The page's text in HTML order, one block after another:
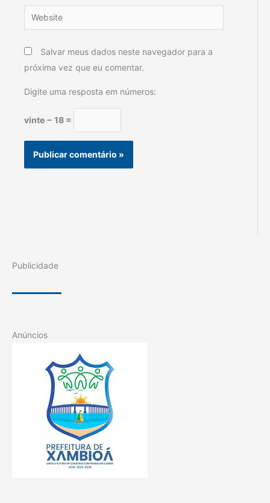
Website
Salvar meus dados neste navegador para a
próxima vez que eu comentar.
Digite uma resposta em números:
vinte − 18 =
Publicidade
Anúncios